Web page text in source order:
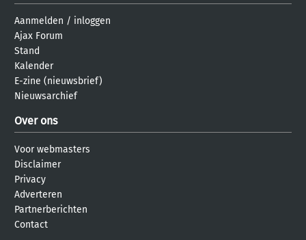
Aanmelden / inloggen
Ajax Forum
Stand
Kalender
E-zine (nieuwsbrief)
Nieuwsarchief
Over ons
Voor webmasters
Disclaimer
Privacy
Adverteren
Partnerberichten
Contact